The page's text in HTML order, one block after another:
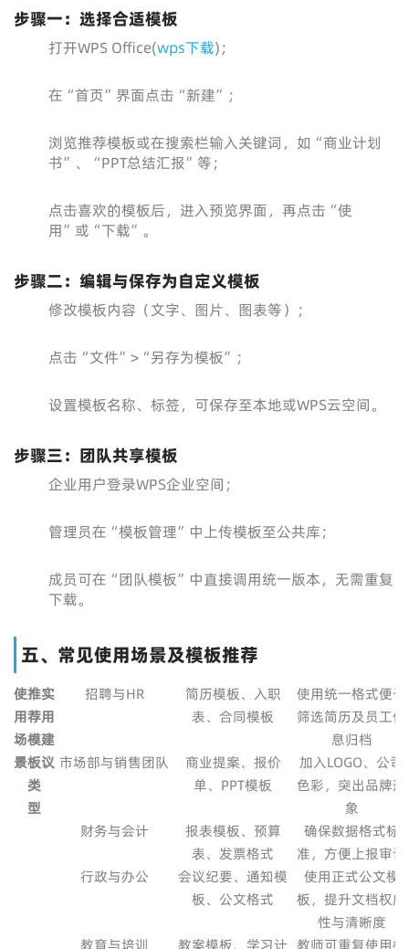
步骤一：选择合适模板
打开WPS Office(wps下载)；
在“首页”界面点击“新建”；
浏览推荐模板或在搜索栏输入关键词，如“商业计划
书”、“PPT总结汇报”等；
点击喜欢的模板后，进入预览界面，再点击“使
用”或“下载”。
步骤二：编辑与保存为自定义模板
修改模板内容（文字、图片、图表等）；
点击“文件”>“另存为模板”；
设置模板名称、标签，可保存至本地或WPS云空间。
步骤三：团队共享模板
企业用户登录WPS企业空间；
管理员在“模板管理”中上传模板至公共库；
成员可在“团队模板”中直接调用统一版本，无需重复
下载。
五、常见使用场景及模板推荐
使
用
场
景
推
荐
模
板
类
型
实
用
建
议
招聘与HR
简历模板、入职
表、合同模板
使用统一格式便于
筛选简历及员工信
息归档
市场部与销售团队
商业提案、报价
单、PPT模板
加入LOGO、公司
色彩，突出品牌形
象
财务与会计
报表模板、预算
表、发票格式
确保数据格式标
准，方便上报审计
行政与办公
会议纪要、通知模
板、公文格式
使用正式公文模
板，提升文档权威
性与清晰度
教育与培训
教案模板、学习计 教师可重复使用模